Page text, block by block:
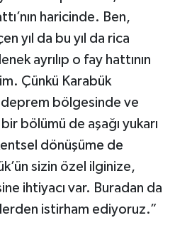
haricinde. Ben,
yıl da bu yıl da rica
ayrılıp o fay hattının
Çünkü Karabük
deprem bölgesinde ve
bölümü de aşağı yukarı
dönüşüme de
sizin özel ilginize,
ihtiyacı var. Buradan da
istirham ediyoruz.”